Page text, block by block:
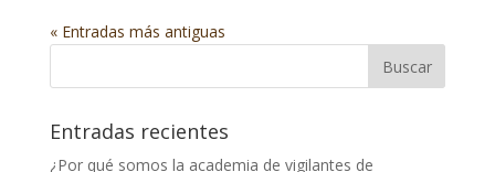
« Entradas más antiguas
Entradas recientes
¿Por qué somos la academia de vigilantes de